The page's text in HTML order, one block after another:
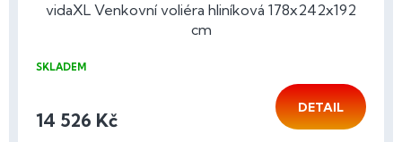
vidaXL Venkovní voliéra hliníková 178x242x192
cm
SKLADEM
14 526 Kč
DETAIL